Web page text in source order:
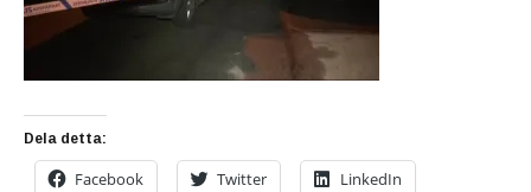
Dela detta:
Facebook Twitter LinkedIn